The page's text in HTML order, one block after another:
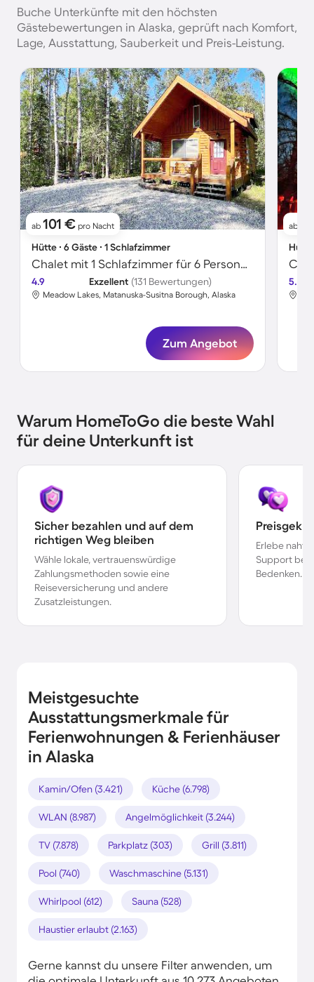
Buche Unterkünfte mit den höchsten
Gästebewertungen in Alaska, geprüft nach Komfort,
Lage, Ausstattung, Sauberkeit und Preis-Leistung.
ab 101 € pro Nacht
Hütte ∙ 6 Gäste ∙ 1 Schlafzimmer
Chalet mit 1 Schlafzimmer für 6 Personen
4.9 Exzellent (131 Bewertungen)
Meadow Lakes, Matanuska-Susitna Borough, Alaska
Zum Angebot
ab
Hütte
5.0
Warum HomeToGo die beste Wahl
für deine Unterkunft ist
Sicher bezahlen und auf dem
richtigen Weg bleiben
Wähle lokale, vertrauenswürdige
Zahlungsmethoden sowie eine
Reiseversicherung und andere
Zusatzleistungen.
Erlebe
Support bei
Bedenken.
Meistgesuchte
Ausstattungsmerkmale für
Ferienwohnungen & Ferienhäuser
in Alaska
Kamin/Ofen (3.421) Küche (6.798)
WLAN (8.987) Angelmöglichkeit (3.244)
TV (7.878) Parkplatz (303) Grill (3.811)
Pool (740) Waschmaschine (5.131)
Whirlpool (612) Sauna (528)
Haustier erlaubt (2.163)
Gerne kannst du unsere Filter anwenden, um